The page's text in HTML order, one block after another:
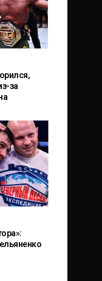
за